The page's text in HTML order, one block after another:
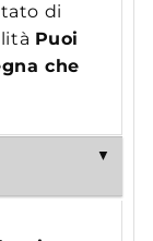
di
Puoi
che